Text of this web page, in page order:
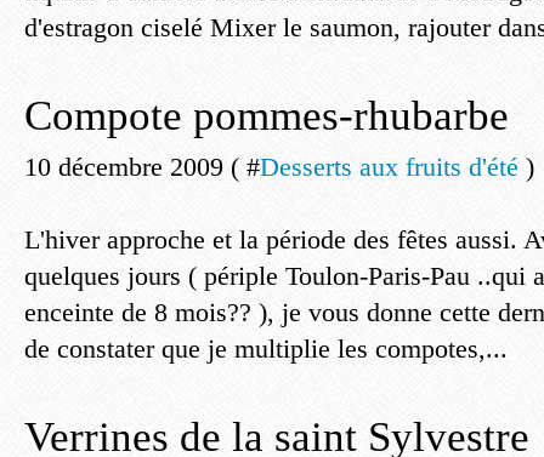
d'estragon ciselé Mixer le saumon, rajouter
Compote pommes-rhubarbe
10 décembre 2009 ( #Desserts aux fruits d'été )
L'hiver approche et la période des fêtes aussi.
quelques jours ( périple Toulon-Paris-Pau ..qui
enceinte de 8 mois?? ), je vous donne cette
de constater que je multiplie les compotes,...
Verrines de la saint Sylvestre